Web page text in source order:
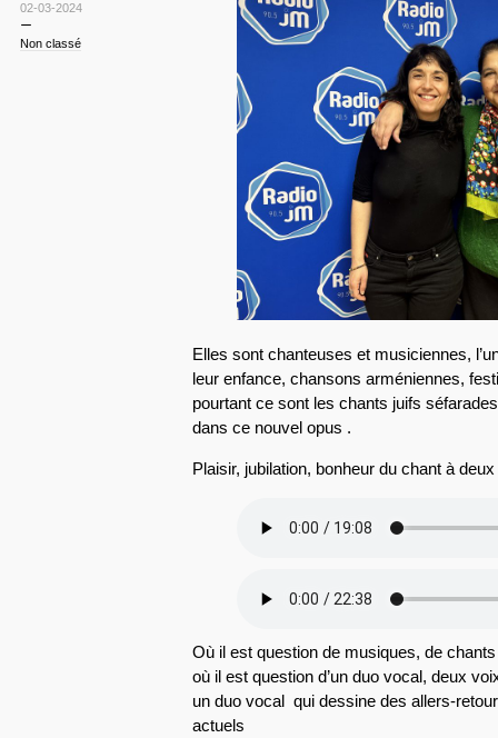
02-03-2024
Non classé
Elles sont chanteuses et musiciennes,
leur enfance, chansons arméniennes,
pourtant ce sont les chants juifs
dans ce nouvel opus .
Plaisir, jubilation, bonheur du chant à
Où il est question de musiques, de
où il est question d’un duo vocal, deux
un duo vocal qui dessine des allers-
actuels